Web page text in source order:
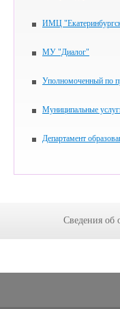
ИМЦ
МУ "Диалог"
Уполномоченный по
Муниципальные
Департамент
Сведения об